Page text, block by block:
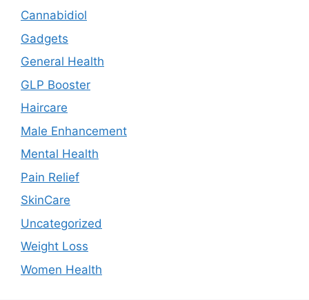
Cannabidiol
Gadgets
General Health
GLP Booster
Haircare
Male Enhancement
Mental Health
Pain Relief
SkinCare
Uncategorized
Weight Loss
Women Health